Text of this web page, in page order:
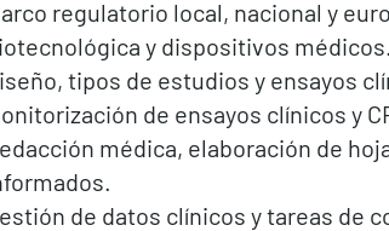
regulatorio local, nacional y
y dispositivos médicos.
tipos de estudios y ensayos
de ensayos clínicos y
médica, elaboración de
de datos clínicos y tareas de